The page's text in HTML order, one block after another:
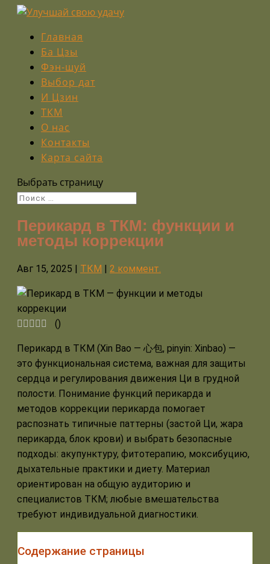
Главная
Ба Цзы
Фэн-шуй
Выбор дат
И Цзин
ТКМ
О нас
Контакты
Карта сайта
Выбрать страницу
Перикард в ТКМ: функции и
методы коррекции
Авг 15, 2025 ТКМ 2 коммент.
()
Перикард в ТКМ (Xin Bao — 心包, pinyin: Xinbao) —
это функциональная система, важная для защиты
сердца и регулирования движения Ци в грудной
полости. Понимание функций перикарда и
методов коррекции перикарда помогает
распознать типичные паттерны (застой Ци, жара
перикарда, блок крови) и выбрать безопасные
подходы: акупунктуру, фитотерапию, моксибуцию,
дыхательные практики и диету. Материал
ориентирован на общую аудиторию и
специалистов ТКМ; любые вмешательства
требуют индивидуальной диагностики.
Содержание страницы